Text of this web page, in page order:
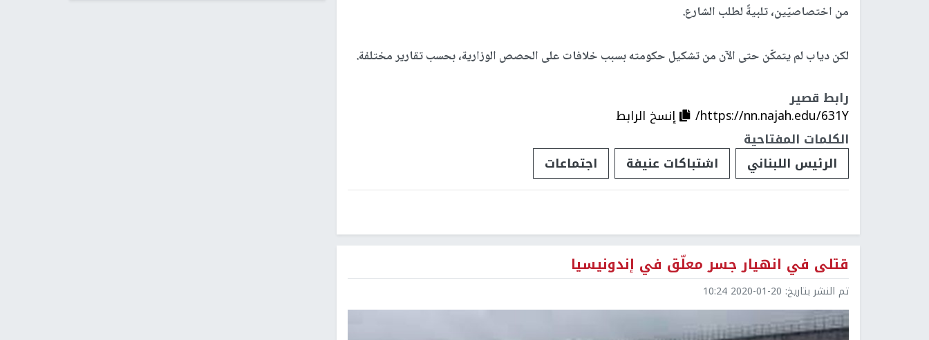
من اختصاصيّين، تلبيةً لطلب الشارع.
لكن دياب لم يتمكّن حتى الآن من تشكيل حكومته بسبب خلافات على الحصص الوزارية، بحسب تقارير مختلفة.
رابط قصير
https://nn.najah.edu/631Y/
إنسخ الرابط
الكلمات المفتاحية
الرئيس اللبناني
اشتباكات عنيفة اجتماعات
قتلى في انهيار جسر معلّق في إندونيسيا
تم النشر بتاريخ: 2020-01-20 10:24